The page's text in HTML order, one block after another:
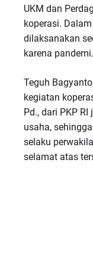
UKM dan
koperasi.
dilaksanakan
karena pandemi.
Teguh
kegiatan
Pd., dari PKP
usaha,
selaku
selamat atas